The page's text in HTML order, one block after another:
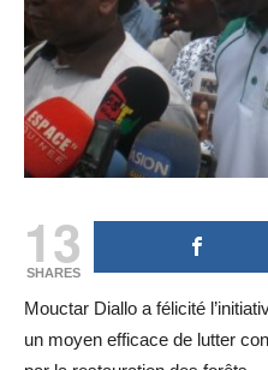
13
SHARES
Mouctar Diallo a félicité
un moyen efficace de lutter